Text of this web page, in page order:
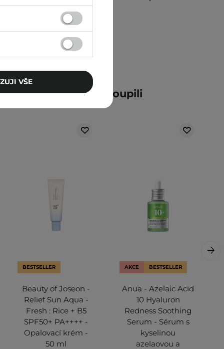
zákazníci také zakoupili
BESTSELLER
Beauty of Joseon -
Relief Sun Aqua -
Fresh : Rice + B5
SPF50+ PA++++ -
Opalovací krém -
50 ml
AKCE BESTSELLER
Anua - Azelaic Acid
10 Hyaluron
Redness Soothing
Serum - Sérum s
kyselinou
azelaovou a
VŠE